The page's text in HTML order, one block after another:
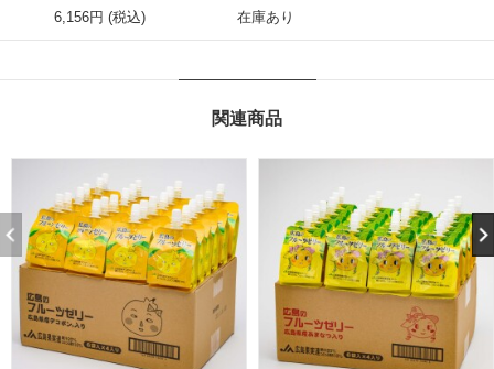
6,156円 (税込) 在庫あり
関連商品